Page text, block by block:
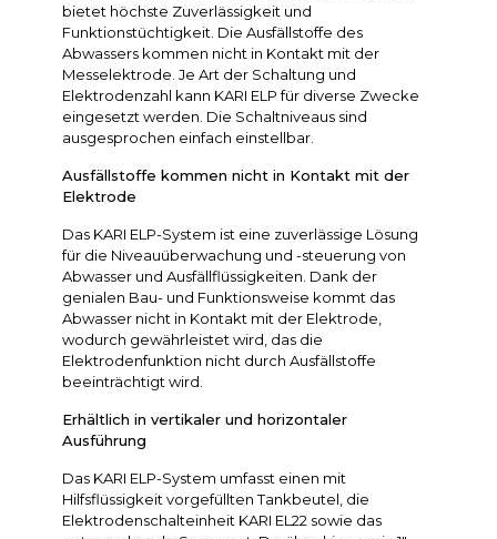
bietet höchste Zuverlässigkeit und
Funktionstüchtigkeit. Die Ausfällstoffe des
Abwassers kommen nicht in Kontakt mit der
Messelektrode. Je Art der Schaltung und
Elektrodenzahl kann KARI ELP für diverse Zwecke
eingesetzt werden. Die Schaltniveaus sind
ausgesprochen einfach einstellbar.
Ausfällstoffe kommen nicht in Kontakt mit der
Elektrode
Das KARI ELP-System ist eine zuverlässige Lösung
für die Niveauüberwachung und -steuerung von
Abwasser und Ausfällflüssigkeiten. Dank der
genialen Bau- und Funktionsweise kommt das
Abwasser nicht in Kontakt mit der Elektrode,
wodurch gewährleistet wird, das die
Elektrodenfunktion nicht durch Ausfällstoffe
beeinträchtigt wird.
Erhältlich in vertikaler und horizontaler
Ausführung
Das KARI ELP-System umfasst einen mit
Hilfsflüssigkeit vorgefüllten Tankbeutel, die
Elektrodenschalteinheit KARI EL22 sowie das